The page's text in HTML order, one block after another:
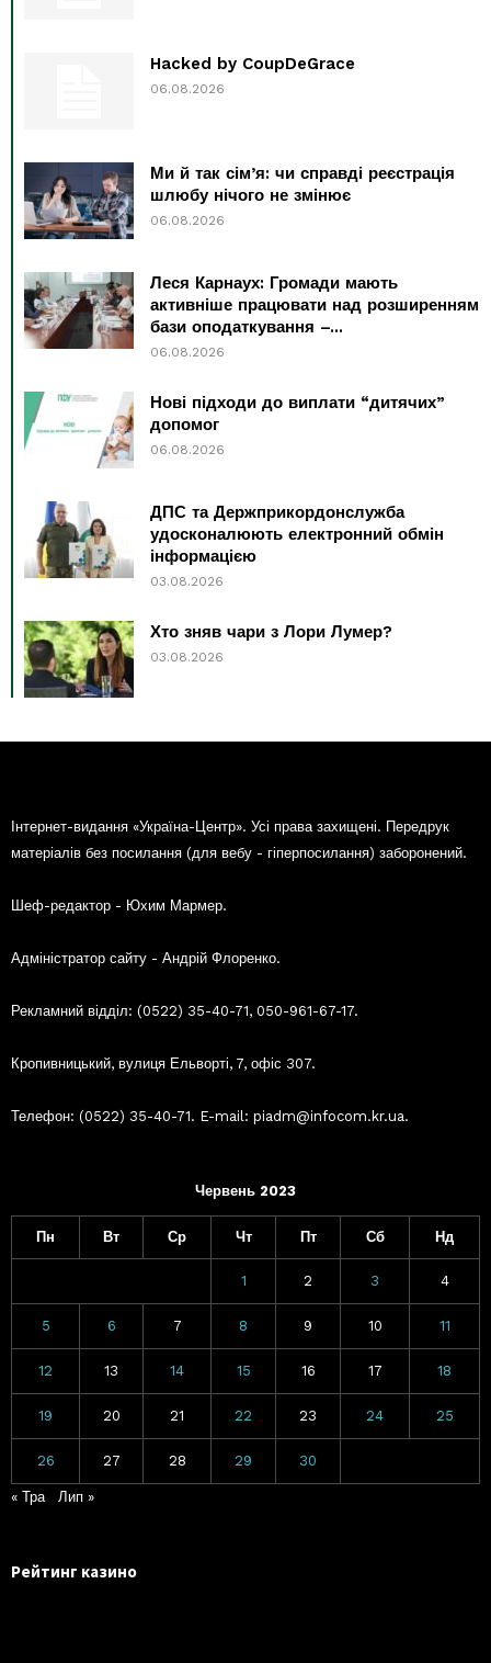
Hacked by CoupDeGrace
06.08.2026
Ми й так сім’я: чи справді реєстрація
шлюбу нічого не змінює
06.08.2026
Леся Карнаух: Громади мають
активніше працювати над розширенням
бази оподаткування –...
06.08.2026
Нові підходи до виплати “дитячих”
допомог
06.08.2026
ДПС та Держприкордонслужба
удосконалюють електронний обмін
інформацією
03.08.2026
Хто зняв чари з Лори Лумер?
03.08.2026
Інтернет-видання «Україна-Центр». Усі права захищені. Передрук
матеріалів без посилання (для вебу - гіперпосилання) заборонений.
Шеф-редактор - Юхим Мармер.
Адміністратор сайту - Андрій Флоренко.
Рекламний відділ: (0522) 35-40-71, 050-961-67-17.
Кропивницький, вулиця Ельворті, 7, офіс 307.
Телефон: (0522) 35-40-71. E-mail: piadm@infocom.kr.ua.
Червень 2023
Пн Вт Ср Чт Пт Сб Нд
1 2 3 4
5 6 7 8 9 10 11
12 13 14 15 16 17 18
19 20 21 22 23 24 25
26 27 28 29 30
« Тра Лип »
Рейтинг казино